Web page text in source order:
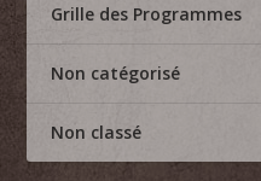
Grille des Programmes
Non catégorisé
Non classé